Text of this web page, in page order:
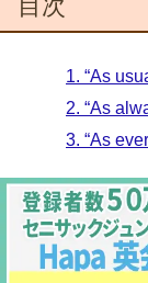
目次
1. “As
2. “As
3. “As
Copyright (C)